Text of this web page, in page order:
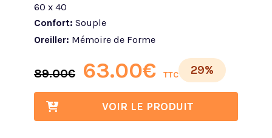
60 x 40
Confort: Souple
Oreiller: Mémoire de Forme
89.00€ 63.00€ TTC 29%
VOIR LE PRODUIT